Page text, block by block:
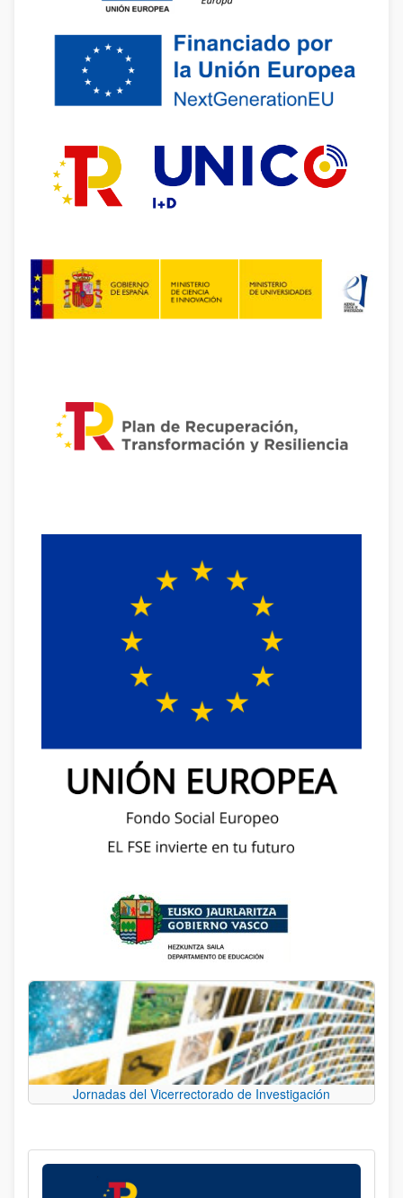
Jornadas del Vicerrectorado de Investigación